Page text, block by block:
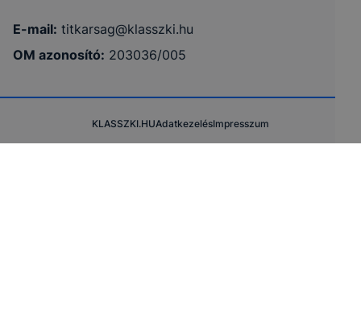
E-mail: titkarsag@klasszki.hu
OM azonosító: 203036/005
KLASSZKI.HUAdatkezelésImpresszum